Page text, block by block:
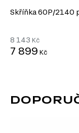
Skříňka 60P/2140
8 143 Kč
7 899 Kč